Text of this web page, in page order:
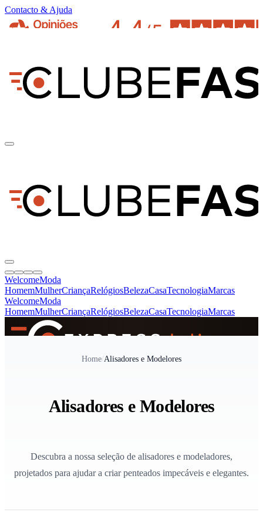
Contacto & Ajuda
WelcomeModa
HomemMulherCriançaRelógiosBelezaCasaTecnologiaMarcas
WelcomeModa
HomemMulherCriançaRelógiosBelezaCasaTecnologiaMarcas
Home/Alisadores e Modelores
Alisadores e Modelores
Descubra a nossa seleção de alisadores e modeladores,
projetados para ajudar a criar penteados impecáveis e elegantes.